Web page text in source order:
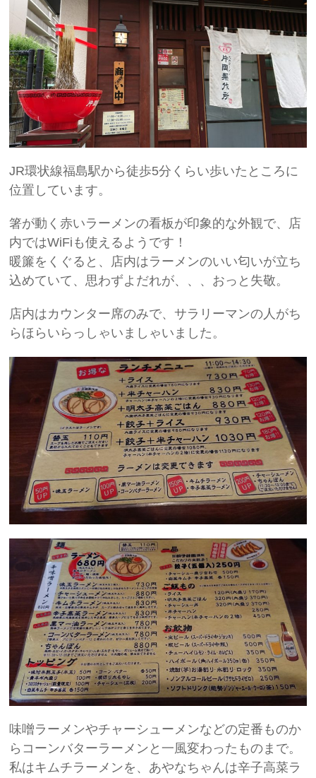
JR環状線福島駅から徒歩5分くらい歩いたところに
位置しています。
箸が動く赤いラーメンの看板が印象的な外観で、店
内ではWiFiも使えるようです！
暖簾をくぐると、店内はラーメンのいい匂いが立ち
込めていて、思わずよだれが、、、おっと失敬。
店内はカウンター席のみで、サラリーマンの人がち
らほらいらっしゃいましゃいました。
味噌ラーメンやチャーシューメンなどの定番ものか
らコーンバターラーメンと一風変わったものまで。
私はキムチラーメンを、あやなちゃんは辛子高菜ラ